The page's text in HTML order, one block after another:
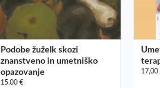
Podobe žuželk skozi
znanstveno in umetniško
opazovanje
15,00 €
17,00